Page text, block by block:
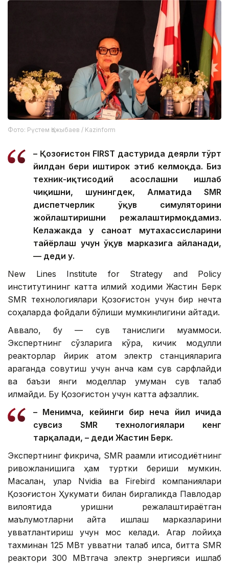
Фото: Рүстем Қожыбаев / Kazinform
– Қозоғистон FIRST дастурида деярли тўрт
йилдан бери иштирок этиб келмоқда. Биз
техник-иқтисодий асослашни ишлаб
чиқишни, шунингдек, Алматида SMR
диспетчерлик ўқув симуляторини
жойлаштиришни режалаштирмоқдамиз.
Келажакда у саноат мутахассисларини
тайёрлаш учун ўқув марказига айланади,
— деди у.
New Lines Institute for Strategy and Policy
институтининг катта илмий ходими Жастин Берк
SMR технологиялари Қозоғистон учун бир нечта
соҳаларда фойдали бўлиши мумкинлигини айтади.
Аввало, бу — сув танқислиги муаммоси.
Экспертнинг сўзларига кўра, кичик модулли
реакторлар йирик атом электр станцияларига
қараганда совутиш учун анча кам сув сарфлайди
ва баъзи янги моделлар умуман сув талаб
қилмайди. Бу Қозоғистон учун катта афзаллик.
– Менимча, кейинги бир неча йил ичида
сувсиз SMR технологиялари кенг
тарқалади, – деди Жастин Берк.
Экспертнинг фикрича, SMR рақамли иқтисодиётнинг
ривожланишига ҳам туртки бериши мумкин.
Масалан, улар Nvidia ва Firebird компаниялари
Қозоғистон Ҳукумати билан биргаликда Павлодар
вилоятида қуришни режалаштираётган
маълумотларни қайта ишлаш марказларини
қувватлантириш учун мос келади. Агар лойиҳа
тахминан 125 МВт қувватни талаб қилса, битта SMR
реактори 300 МВтгача электр энергияси ишлаб